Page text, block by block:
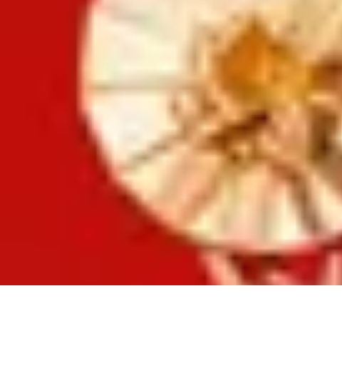
Astuces Anti Stress
Astuces Pratiques Méditation et Relaxation Routines et